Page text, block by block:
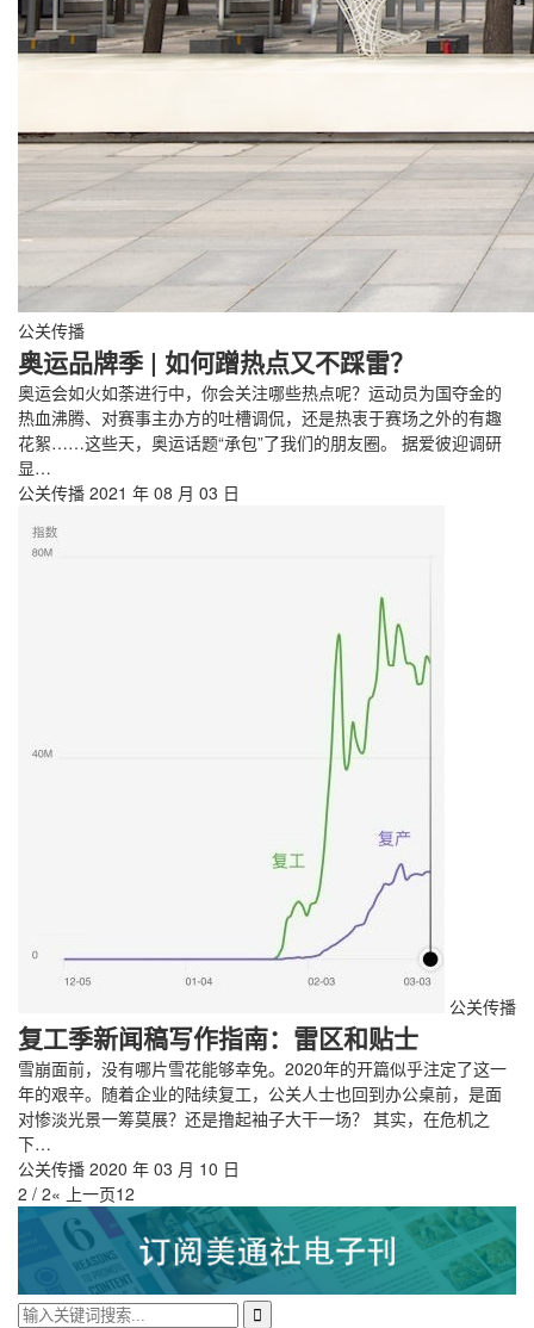
公关传播
奥运品牌季 | 如何蹭热点又不踩雷？
奥运会如火如荼进行中，你会关注哪些热点呢？运动员为国夺金的
热血沸腾、对赛事主办方的吐槽调侃，还是热衷于赛场之外的有趣
花絮……这些天，奥运话题“承包”了我们的朋友圈。 据爱彼迎调研
显…
公关传播 2021 年 08 月 03 日
公关传播
复工季新闻稿写作指南：雷区和贴士
雪崩面前，没有哪片雪花能够幸免。2020年的开篇似乎注定了这一
年的艰辛。随着企业的陆续复工，公关人士也回到办公桌前，是面
对惨淡光景一筹莫展？还是撸起袖子大干一场？ 其实，在危机之
下…
公关传播 2020 年 03 月 10 日
2 / 2« 上一页12